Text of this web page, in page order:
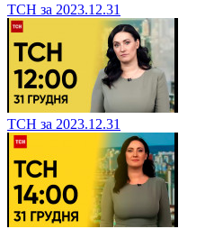
ТСН за 2023.12.31
ТСН за 2023.12.31